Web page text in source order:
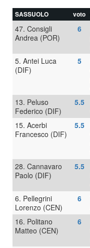
SASSUOLO voto
47. Consigli
Andrea (POR)
6
5. Antei Luca
(DIF)
5
13. Peluso
Federico (DIF)
5.5
15. Acerbi
Francesco (DIF)
5.5
28. Cannavaro
Paolo (DIF)
5.5
6. Pellegrini
Lorenzo (CEN)
6
16. Politano
Matteo (CEN)
6